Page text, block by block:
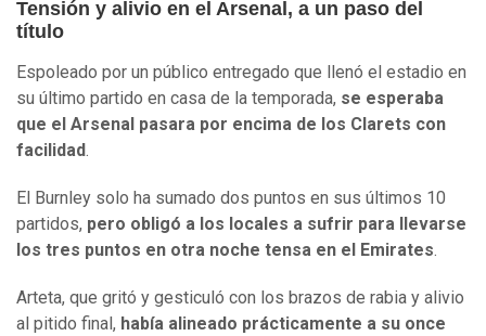
Tensión y alivio en el Arsenal, a un paso del
título
Espoleado por un público entregado que llenó el estadio en
su último partido en casa de la temporada, se esperaba
que el Arsenal pasara por encima de los Clarets con
facilidad.
El Burnley solo ha sumado dos puntos en sus últimos 10
partidos, pero obligó a los locales a sufrir para llevarse
los tres puntos en otra noche tensa en el Emirates.
Arteta, que gritó y gesticuló con los brazos de rabia y alivio
al pitido final, había alineado prácticamente a su once